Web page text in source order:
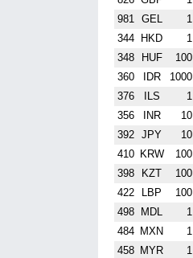
981 GEL 1
344 HKD 1
348 HUF 100
360 IDR 1000
376 ILS 1
356 INR 10
392 JPY 10
410 KRW 100
398 KZT 100
422 LBP 100
498 MDL 1
484 MXN 1
458 MYR 1